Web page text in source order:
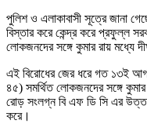
পুলিশ ও এলাকাবাসী সূত্রে জানা
বিস্তার করে কেন্দ্র করে প্রফুল্ল
লোকজনদের সঙ্গে কুমার রায় মধ্যে
এই বিরোধের জের ধরে গত ১৩ই
৪৫) সমর্থিত লোকজনদের সঙ্গে কুমার
রোড় সংলগ্ন বি এফ ডি সি এর উত্তর
করে।